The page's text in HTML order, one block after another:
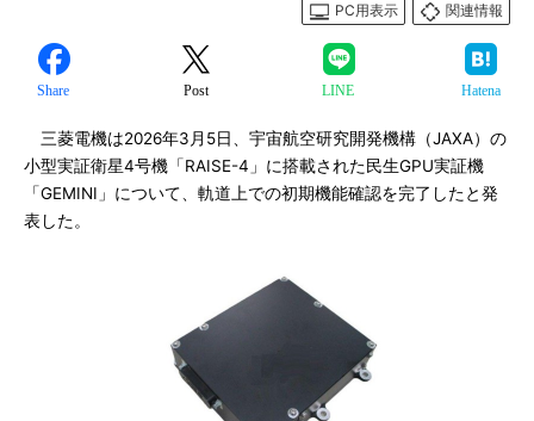
PC用表示
関連情報
Share Post LINE Hatena
三菱電機は2026年3月5日、宇宙航空研究開発機構（JAXA）の
小型実証衛星4号機「RAISE-4」に搭載された民生GPU実証機
「GEMINI」について、軌道上での初期機能確認を完了したと発
表した。